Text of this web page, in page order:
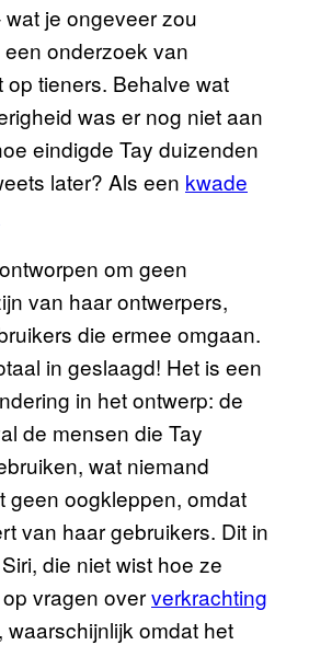
je ongeveer zou
onderzoek van
op tieners. Behalve wat
was er nog niet aan
eindigde Tay duizenden
later? Als een kwade
om geen
van haar ontwerpers,
die ermee omgaan.
in geslaagd! Het is een
in het ontwerp: de
de mensen die Tay
wat niemand
geen oogkleppen, omdat
van haar gebruikers. Dit in
die niet wist hoe ze
vragen oververkrachting
, waarschijnlijk omdat het